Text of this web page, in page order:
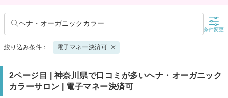
ヘナ・オーガニックカラー
条件変更
絞り込み条件： 電子マネー決済可
2ページ目 | 神奈川県で口コミが多いヘナ・オーガニック
カラーサロン | 電子マネー決済可